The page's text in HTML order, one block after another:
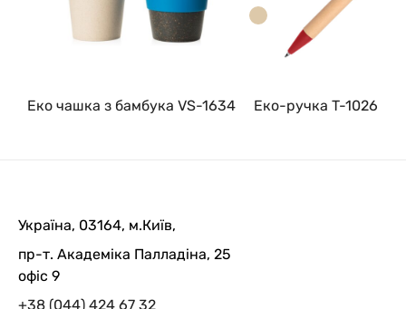
Еко чашка з бамбука VS-1634 Еко-ручка T-1026
Україна, 03164, м.Київ,
пр-т. Академіка Палладіна, 25
офіс 9
+38 (044) 424 67 32